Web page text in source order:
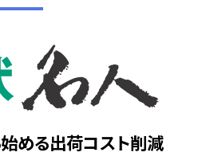
める出荷コスト削減